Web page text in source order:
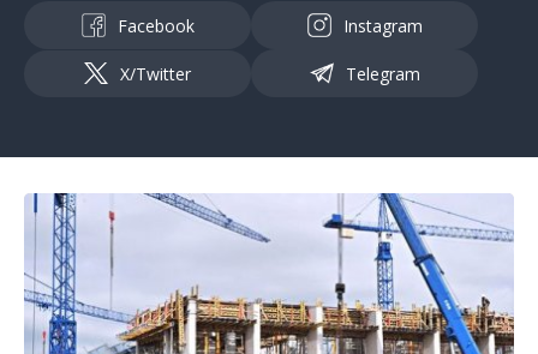
Facebook Instagram
X/Twitter Telegram